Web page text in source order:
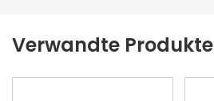
Verwandte Produkte